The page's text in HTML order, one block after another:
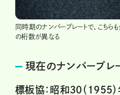
同時期のナンバープレートで、こち
の桁数が異なる
現在のナンバープレ
標板協：昭和30（1955